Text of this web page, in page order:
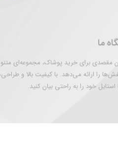
ما
مقصدی برای خرید پوشاک، مجموعه‌ای
را ارائه می‌دهد. با کیفیت بالا و
خود را به راحتی بیان کنید.